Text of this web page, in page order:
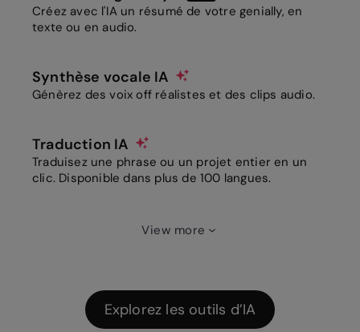
Créez avec l'IA un résumé de votre genially, en
texte ou en audio.
Synthèse vocale IA
Génèrez des voix off réalistes et des clips audio.
Traduction IA
Traduisez une phrase ou un projet entier en un
clic. Disponible dans plus de 100 langues.
View more
Explorez les outils d’IA